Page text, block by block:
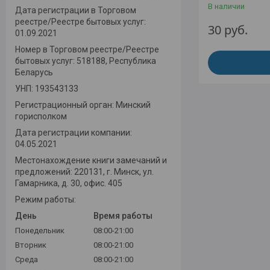
В наличии
30 руб.
Дата регистрации в Торговом
реестре/Реестре бытовых услуг:
01.09.2021
Номер в Торговом реестре/Реестре
бытовых услуг: 518188, Республика
Беларусь
УНП: 193543133
Регистрационный орган: Минский
горисполком
Дата регистрации компании:
04.05.2021
Местонахождение книги замечаний и
предложений: 220131, г. Минск, ул.
Гамарника, д. 30, офис. 405
Режим работы:
День
Время работы
Понедельник
08:00-21:00
Вторник
08:00-21:00
Среда
08:00-21:00